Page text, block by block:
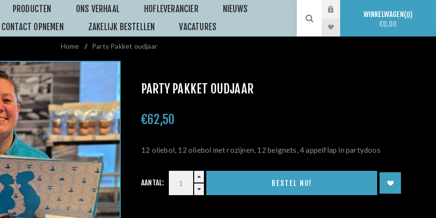
PRODUCTEN ONS VERHAAL HOFLEVERANCIER
NIEUWS
CONTACT OPNEMEN
ZAKELIJK BESTELLEN VACATURES
WINKELWAGEN 0
€0,00
Home / Party Pakket oudjaar
PARTY PAKKET OUDJAAR
€62,50
12 oliebol, 12 oliebol met rozijnen, 12 beignets, 4 appelflap in partydoos
AANTAL: